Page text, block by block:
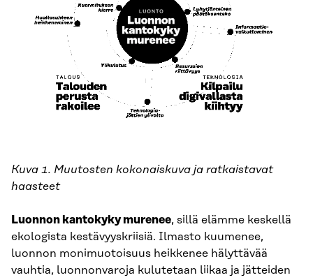
Kuva 1. Muutosten kokonaiskuva ja ratkaistavat
haasteet
Luonnon kantokyky murenee, sillä elämme keskellä
ekologista kestävyyskriisiä. Ilmasto kuumenee,
luonnon monimuotoisuus heikkenee hälyttävää
vauhtia, luonnonvaroja kulutetaan liikaa ja jätteiden